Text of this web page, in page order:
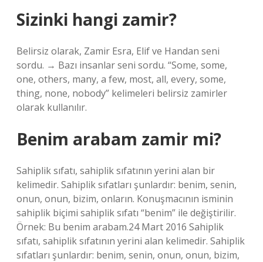
Sizinki hangi zamir?
Belirsiz olarak, Zamir Esra, Elif ve Handan seni
sordu. → Bazı insanlar seni sordu. “Some, some,
one, others, many, a few, most, all, every, some,
thing, none, nobody” kelimeleri belirsiz zamirler
olarak kullanılır.
Benim arabam zamir mi?
Sahiplik sıfatı, sahiplik sıfatının yerini alan bir
kelimedir. Sahiplik sıfatları şunlardır: benim, senin,
onun, onun, bizim, onların. Konuşmacının isminin
sahiplik biçimi sahiplik sıfatı “benim” ile değiştirilir.
Örnek: Bu benim arabam.24 Mart 2016 Sahiplik
sıfatı, sahiplik sıfatının yerini alan kelimedir. Sahiplik
sıfatları şunlardır: benim, senin, onun, onun, bizim,